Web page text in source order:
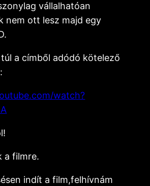
vállalhatóan
nem ott lesz majd egy
a címből adódó kötelező
watch?
a filmre.
indít a film,felhívnám